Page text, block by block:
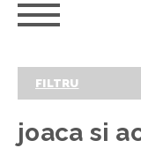
FILTRU
joaca si